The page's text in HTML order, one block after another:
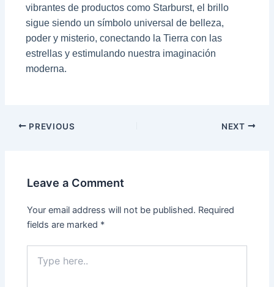
vibrantes de productos como Starburst, el brillo
sigue siendo un símbolo universal de belleza,
poder y misterio, conectando la Tierra con las
estrellas y estimulando nuestra imaginación
moderna.
Post
PREVIOUS NEXT
Leave a Comment
Your email address will not be published. Required
fields are marked *
here..